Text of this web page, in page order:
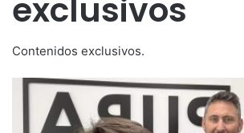
exclusivos
Contenidos exclusivos.